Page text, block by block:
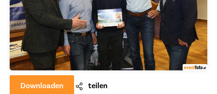
Downloaden teilen